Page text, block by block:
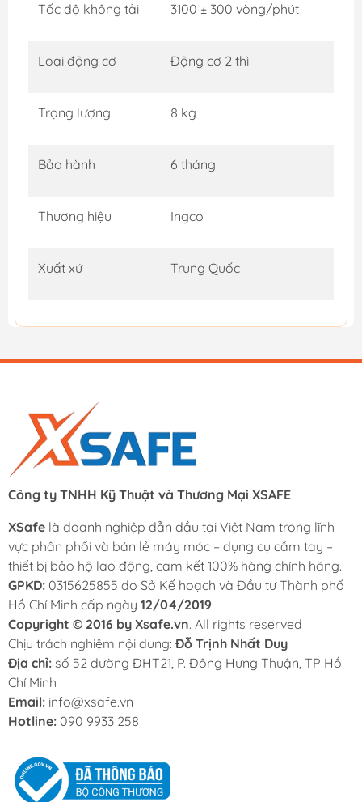
Tốc độ không tải 3100 ± 300 vòng/phút
Loại động cơ Động cơ 2 thì
Trọng lượng 8 kg
Bảo hành 6 tháng
Thương hiệu Ingco
Xuất xứ Trung Quốc
Công ty TNHH Kỹ Thuật và Thương Mại XSAFE
XSafe là doanh nghiệp dẫn đầu tại Việt Nam trong lĩnh
vực phân phối và bán lẻ máy móc – dụng cụ cầm tay –
thiết bị bảo hộ lao động, cam kết 100% hàng chính hãng.
GPKD: 0315625855 do Sở Kế hoạch và Đầu tư Thành phố
Hồ Chí Minh cấp ngày 12/04/2019
Copyright © 2016 by Xsafe.vn. All rights reserved
Chịu trách nghiệm nội dung: Đỗ Trịnh Nhất Duy
Địa chỉ: số 52 đường ĐHT21, P. Đông Hưng Thuận, TP Hồ
Chí Minh
Email: info@xsafe.vn
Hotline: 090 9933 258